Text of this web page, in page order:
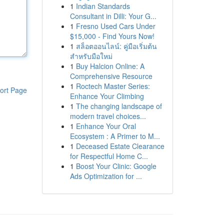
Page
1 Indian Standards
Consultant in Dilli: Your G...
1 Fresno Used Cars Under
$15,000 - Find Yours Now!
1 สล็อตออนไลน์: คู่มือเริ่มต้น
สำหรับมือใหม่
1 Buy Halcion Online: A
Comprehensive Resource
1 Roctech Master Series:
Enhance Your Climbing
1 The changing landscape of
modern travel choices...
1 Enhance Your Oral
Ecosystem : A Primer to M...
1 Deceased Estate Clearance
for Respectful Home C...
1 Boost Your Clinic: Google
Ads Optimization for ...